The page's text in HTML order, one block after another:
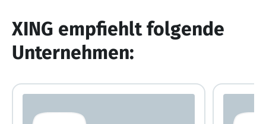
XING empfiehlt folgende
Unternehmen: